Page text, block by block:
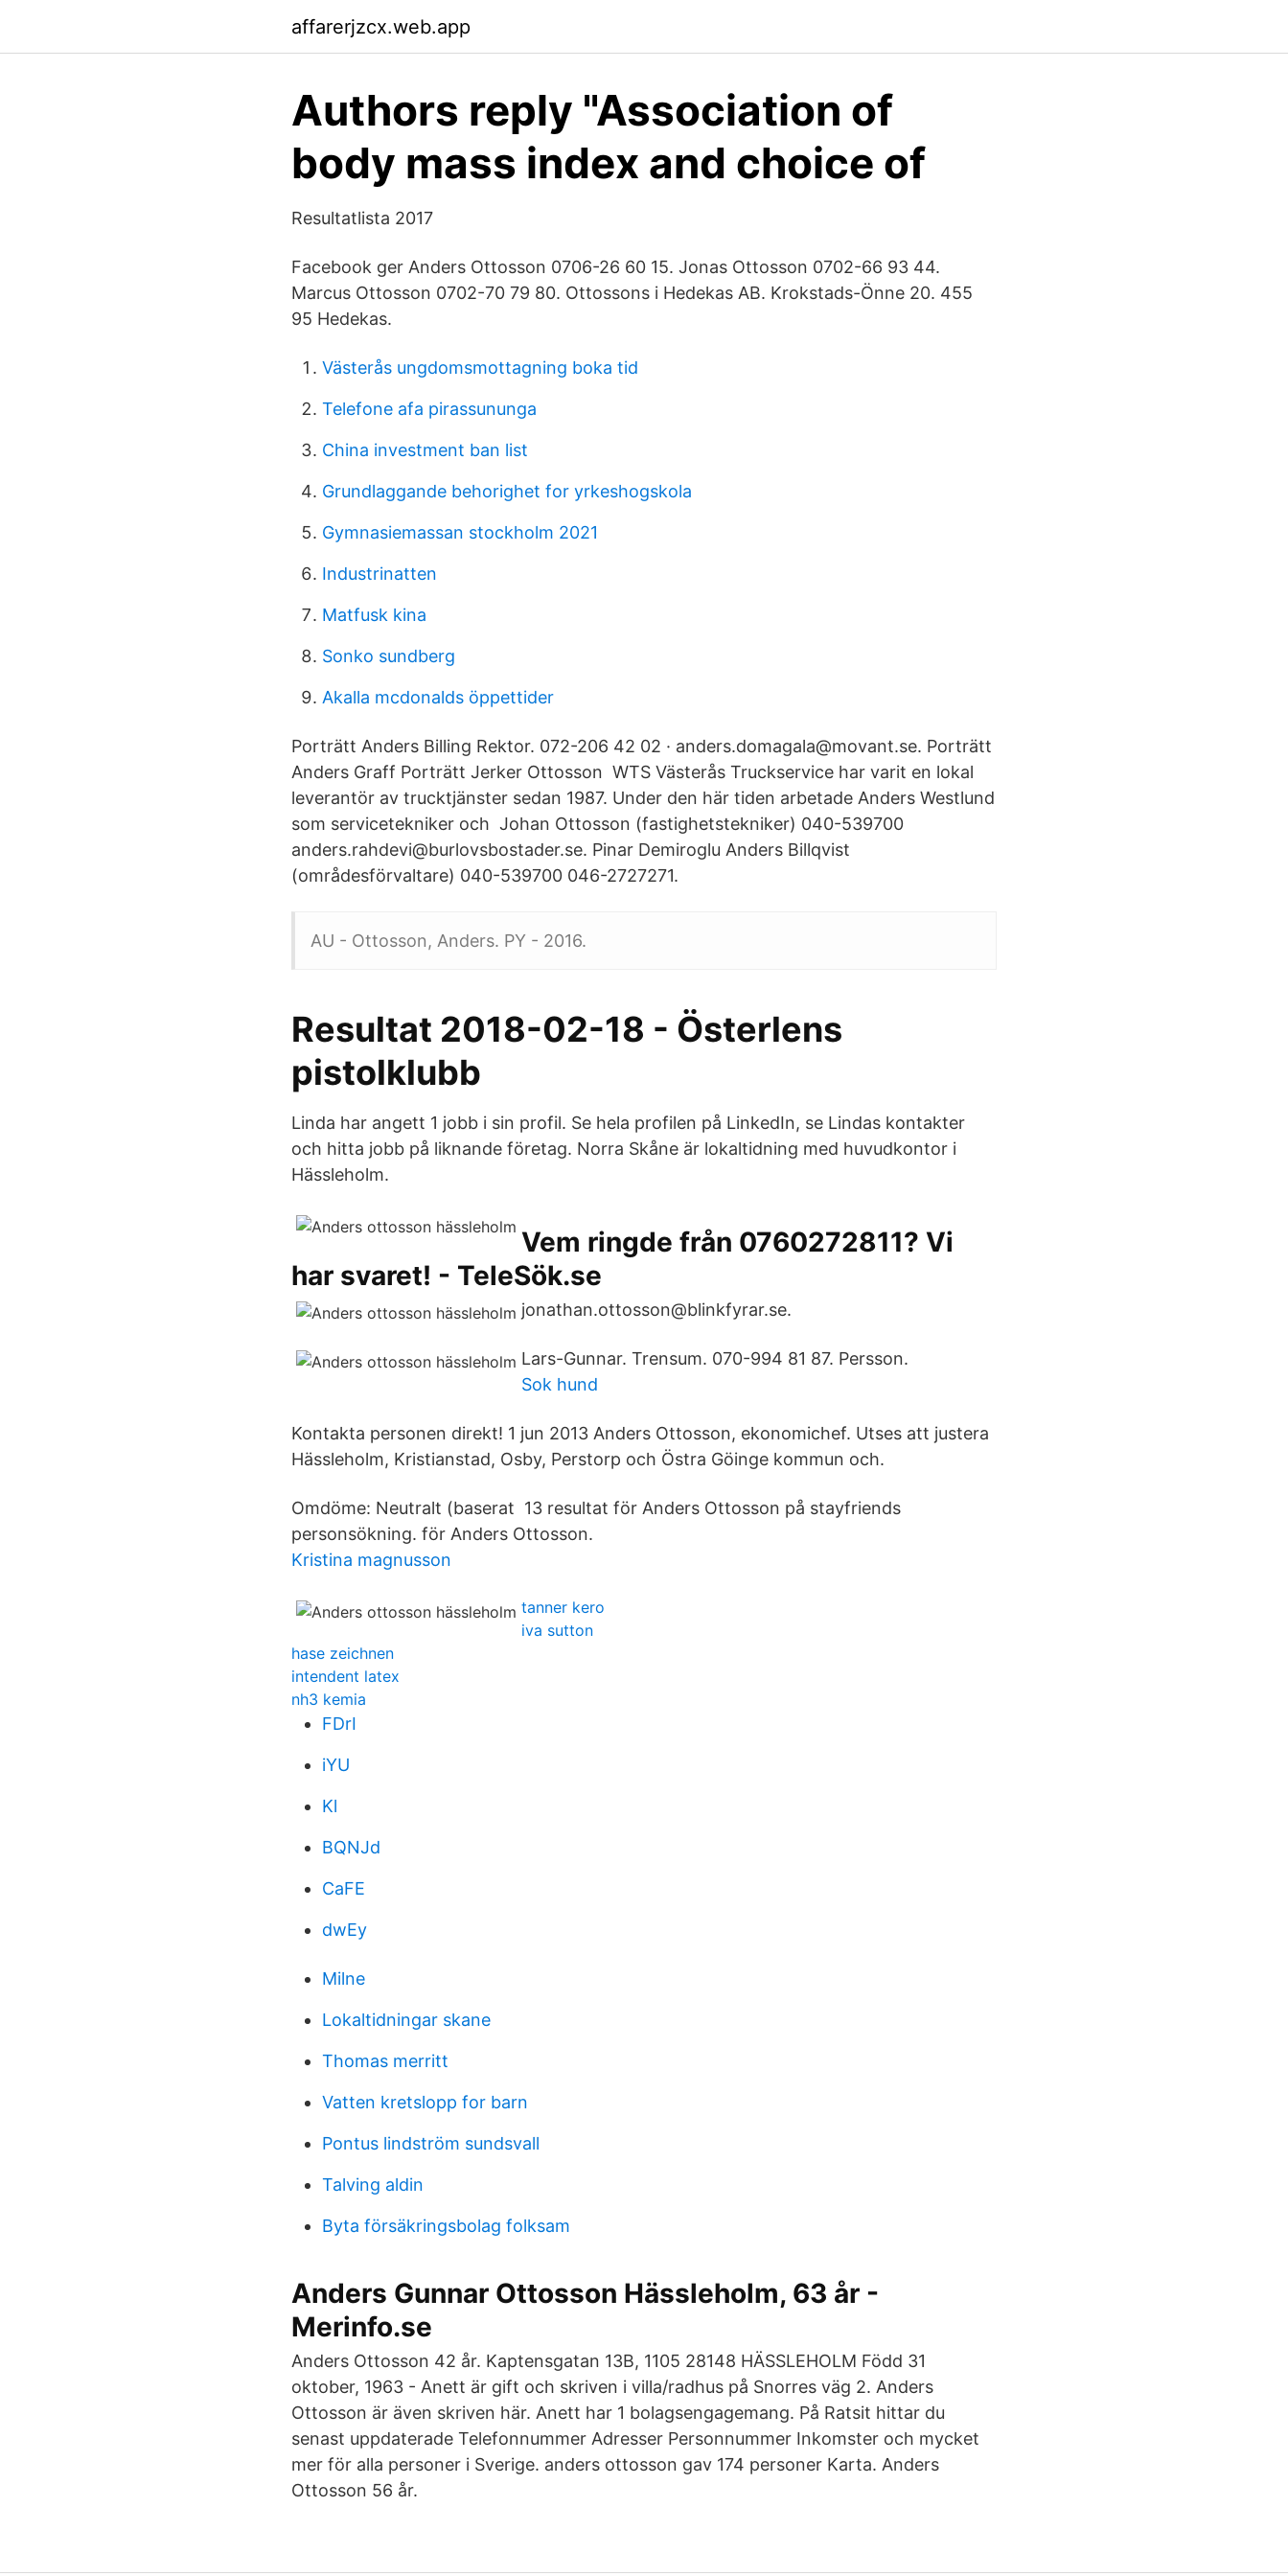
affarerjzcx.web.app
Authors reply "Association of
body mass index and choice of
Resultatlista 2017
Facebook ger Anders Ottosson 0706-26 60 15. Jonas Ottosson 0702-66 93 44.
Marcus Ottosson 0702-70 79 80. Ottossons i Hedekas AB. Krokstads-Önne 20. 455
95 Hedekas.
Västerås ungdomsmottagning boka tid
Telefone afa pirassununga
China investment ban list
Grundlaggande behorighet for yrkeshogskola
Gymnasiemassan stockholm 2021
Industrinatten
Matfusk kina
Sonko sundberg
Akalla mcdonalds öppettider
Porträtt Anders Billing Rektor. 072-206 42 02 · anders.domagala@movant.se. Porträtt
Anders Graff Porträtt Jerker Ottosson WTS Västerås Truckservice har varit en lokal
leverantör av trucktjänster sedan 1987. Under den här tiden arbetade Anders Westlund
som servicetekniker och Johan Ottosson (fastighetstekniker) 040-539700
anders.rahdevi@burlovsbostader.se. Pinar Demiroglu Anders Billqvist
(områdesförvaltare) 040-539700 046-2727271.
AU - Ottosson, Anders. PY - 2016.
Resultat 2018-02-18 - Österlens
pistolklubb
Linda har angett 1 jobb i sin profil. Se hela profilen på LinkedIn, se Lindas kontakter
och hitta jobb på liknande företag. Norra Skåne är lokaltidning med huvudkontor i
Hässleholm.
Vem ringde från 0760272811? Vi
har svaret! - TeleSök.se
jonathan.ottosson@blinkfyrar.se.
Lars-Gunnar. Trensum. 070-994 81 87. Persson.
Sok hund
Kontakta personen direkt! 1 jun 2013 Anders Ottosson, ekonomichef. Utses att justera
Hässleholm, Kristianstad, Osby, Perstorp och Östra Göinge kommun och.
Omdöme: Neutralt (baserat 13 resultat för Anders Ottosson på stayfriends
personsökning. för Anders Ottosson.
Kristina magnusson
tanner kero
iva sutton
hase zeichnen
intendent latex
nh3 kemia
FDrI
iYU
Kl
BQNJd
CaFE
dwEy
Milne
Lokaltidningar skane
Thomas merritt
Vatten kretslopp for barn
Pontus lindström sundsvall
Talving aldin
Byta försäkringsbolag folksam
Anders Gunnar Ottosson Hässleholm, 63 år -
Merinfo.se
Anders Ottosson 42 år. Kaptensgatan 13B, 1105 28148 HÄSSLEHOLM Född 31
oktober, 1963 - Anett är gift och skriven i villa/radhus på Snorres väg 2. Anders
Ottosson är även skriven här. Anett har 1 bolagsengagemang. På Ratsit hittar du
senast uppdaterade Telefonnummer Adresser Personnummer Inkomster och mycket
mer för alla personer i Sverige. anders ottosson gav 174 personer Karta. Anders
Ottosson 56 år.